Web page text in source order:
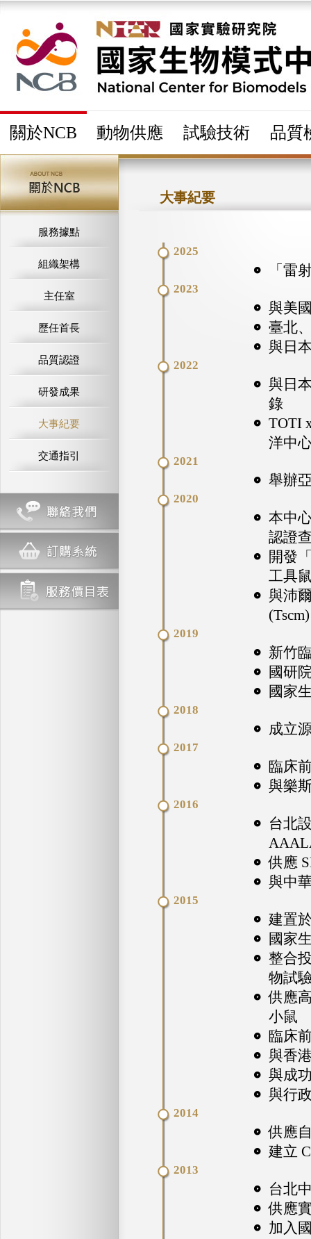
關於NCB 動物供應 試驗技術 品質
服務據點
組織架構
主任室
歷任首長
品質認證
研發成果
大事紀要
交通指引
大事紀要
2025
「雷
2023
與美
臺北
與日
2022
與日
錄
TOTI
洋中
2021
舉辦
2020
本中
認證
開發
工具
與沛
2019
新竹
國研
國家
2018
成立
2017
臨床
與樂
2016
台北
供應
與中
2015
建置
國家
整合
物試
供應
小鼠
臨床
與香
與成
與行
2014
供應
建立
2013
台北
供應
加入